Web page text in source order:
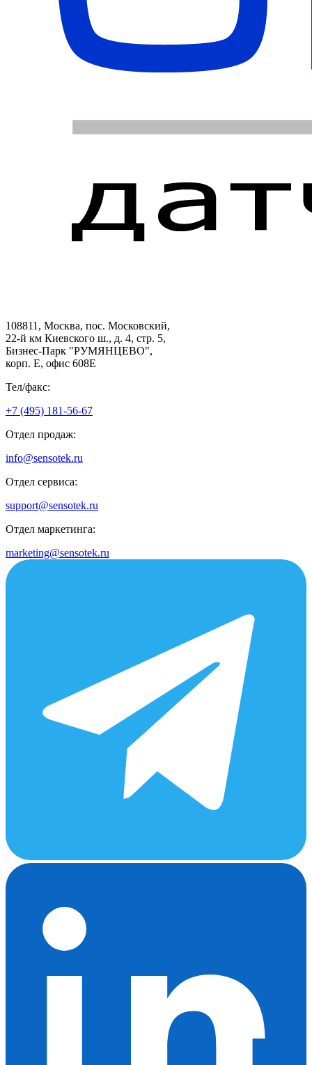
108811, Москва, пос. Московский,
22-й км Киевского ш., д. 4, стр. 5,
Бизнес-Парк "РУМЯНЦЕВО",
корп. Е, офис 608E
Тел/факс:
+7 (495) 181-56-67
Отдел продаж:
info@sensotek.ru
Отдел сервиса:
support@sensotek.ru
Отдел маркетинга:
marketing@sensotek.ru